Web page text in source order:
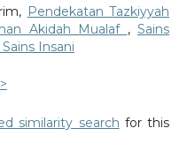
Pendekatan Tazkiyyah
Akidah Mualaf ,Sains
Insani
similarity search for this